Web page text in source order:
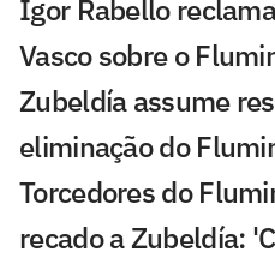
Igor Rabello
Vasco sobre o
Zubeldía assume
eliminação do
Torcedores do
recado a Zubeldía: